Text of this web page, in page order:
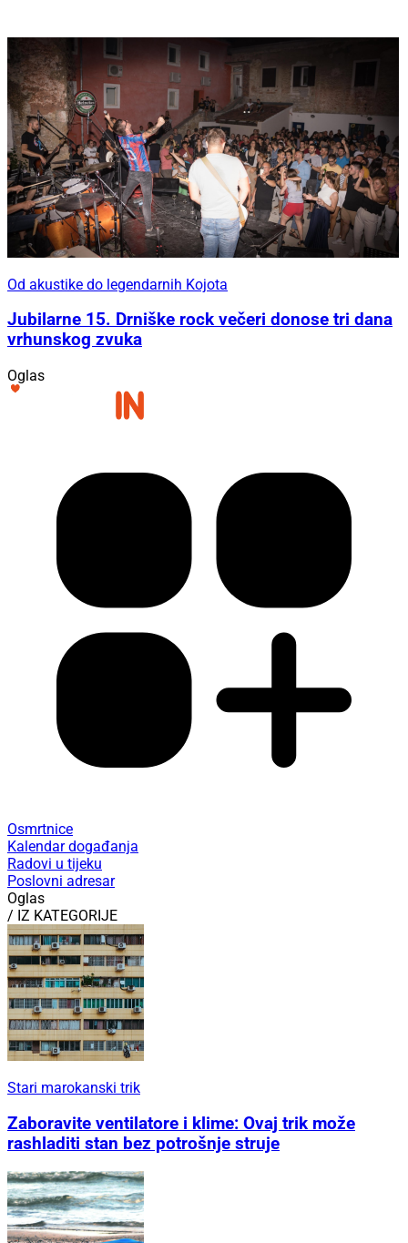
Od akustike do legendarnih Kojota
Jubilarne 15. Drniške rock večeri donose tri dana
vrhunskog zvuka
Oglas
Osmrtnice
Kalendar događanja
Radovi u tijeku
Poslovni adresar
Oglas
/ IZ KATEGORIJE
Stari marokanski trik
Zaboravite ventilatore i klime: Ovaj trik može
rashladiti stan bez potrošnje struje